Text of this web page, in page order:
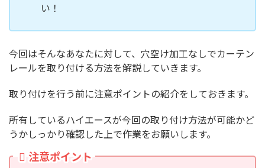
い！
今回はそんなあなたに対して、穴空け加工なしでカーテン
レールを取り付ける方法を解説していきます。
取り付けを行う前に注意ポイントの紹介をしておきます。
所有しているハイエースが今回の取り付け方法が可能かど
うかしっかり確認した上で作業をお願いします。
注意ポイント